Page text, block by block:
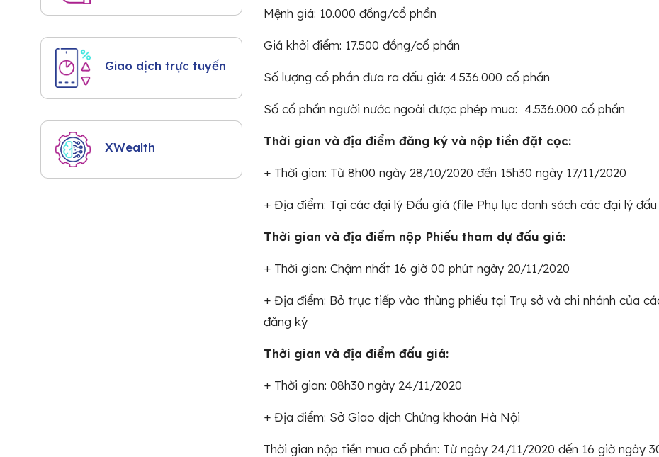
Giao dịch trực tuyến
XWealth
Mệnh giá: 10.000 đồng/cổ phần
Giá khởi điểm: 17.500 đồng/cổ phần
Số lượng cổ phần đưa ra đấu giá: 4.536.000 cổ phần
Số cổ phần người nước ngoài được phép mua: 4.536.000 cổ phần
Thời gian và địa điểm đăng ký và nộp tiền đặt cọc:
+ Thời gian: Từ 8h00 ngày 28/10/2020 đến 15h30 ngày 17/11/2020
+ Địa điểm: Tại các đại lý Đấu giá (file Phụ lục danh sách các đại lý
Thời gian và địa điểm nộp Phiếu tham dự đấu giá:
+ Thời gian: Chậm nhất 16 giờ 00 phút ngày 20/11/2020
+ Địa điểm: Bỏ trực tiếp vào thùng phiếu tại Trụ sở và chi nhánh của
đăng ký
Thời gian và địa điểm đấu giá:
+ Thời gian: 08h30 ngày 24/11/2020
+ Địa điểm: Sở Giao dịch Chứng khoán Hà Nội
Thời gian nộp tiền mua cổ phần: Từ ngày 24/11/2020 đến 16 giờ ngày